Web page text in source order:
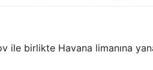
ile birlikte Havana limanına